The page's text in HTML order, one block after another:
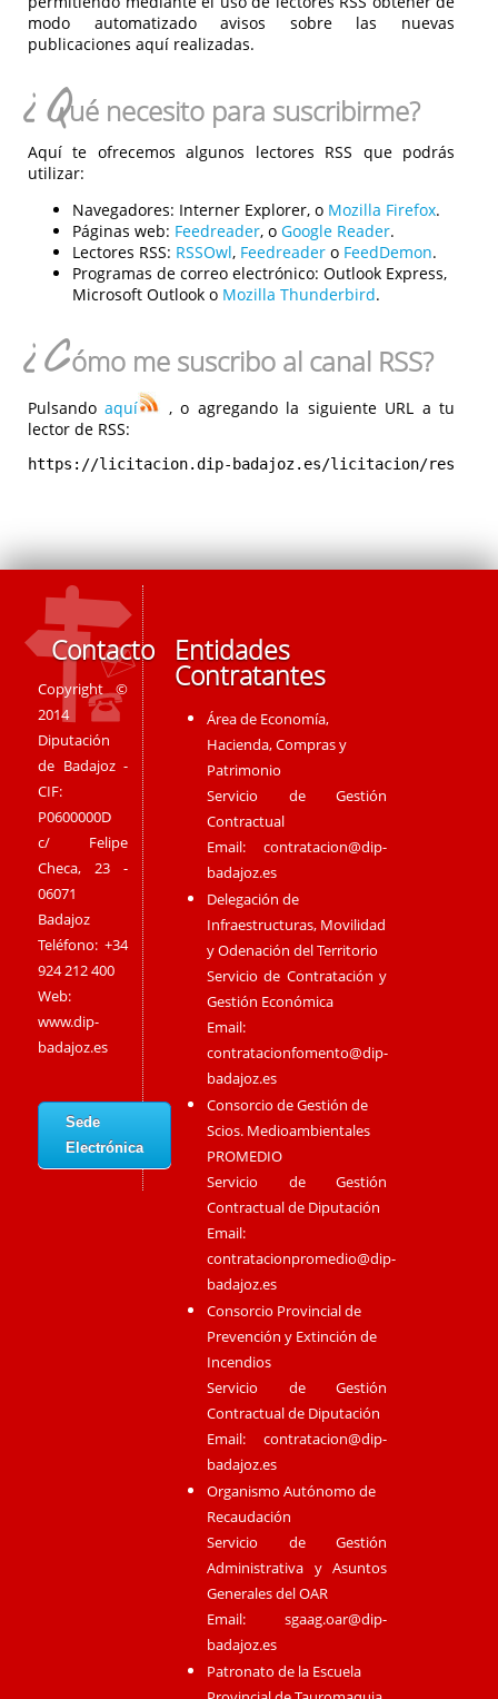
modo automatizado avisos sobre las nuevas
publicaciones aquí realizadas.
¿Qué necesito para suscribirme?
Aquí te ofrecemos algunos lectores RSS que podrás
utilizar:
Navegadores: Interner Explorer, o Mozilla Firefox.
Páginas web: Feedreader, o Google Reader.
Lectores RSS: RSSOwl, Feedreader o FeedDemon.
Programas de correo electrónico: Outlook Express,
Microsoft Outlook o Mozilla Thunderbird.
¿Cómo me suscribo al canal RSS?
Pulsandoaquí
, o agregando la siguiente URL a tu
lector de RSS:
https://licitacion.dip-badajoz.es/licitacion/rest/rss/
Contacto
Copyright ©
2014
Diputación
de Badajoz -
CIF:
P0600000D
c/ Felipe
Checa, 23 -
06071
Badajoz
Teléfono: +34
924 212 400
Web:
www.dip-
badajoz.es
Sede
Electrónica
Entidades
Contratantes
Área de Economía,
Hacienda, Compras y
Patrimonio
Servicio de Gestión
Contractual
Email:contratacion@dip-
badajoz.es
Delegación de
Infraestructuras, Movilidad
y Odenación del Territorio
Servicio de Contratación y
Gestión Económica
Email:
contratacionfomento@dip-
badajoz.es
Consorcio de Gestión de
Scios. Medioambientales
PROMEDIO
Servicio de Gestión
Contractual de Diputación
Email:
contratacionpromedio@dip-
badajoz.es
Consorcio Provincial de
Prevención y Extinción de
Incendios
Servicio de Gestión
Contractual de Diputación
Email:contratacion@dip-
badajoz.es
Organismo Autónomo de
Recaudación
Servicio de Gestión
Administrativa y Asuntos
Generales del OAR
Email:sgaag.oar@dip-
badajoz.es
Patronato de la Escuela